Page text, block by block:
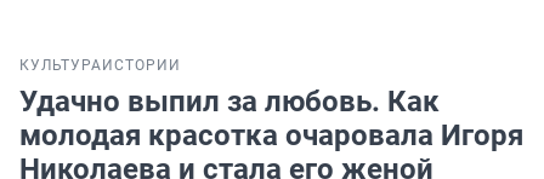
КУЛЬТУРА ИСТОРИИ
Удачно выпил за любовь. Как
молодая красотка очаровала Игоря
Николаева и стала его женой